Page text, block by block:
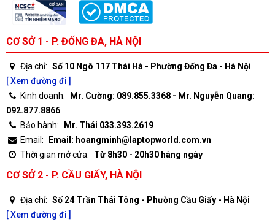
CƠ SỞ 1 - P. ĐỐNG ĐA, HÀ NỘI
Địa chỉ: Số 10 Ngõ 117 Thái Hà - Phường Đống Đa - Hà Nội
[ Xem đường đi ]
Kinh doanh:
Mr. Cường: 089.855.3368 - Mr. Nguyễn Quang:
092.877.8866
Bảo hành:
Mr. Thái 033.393.2619
Email:
Email: hoangminh@laptopworld.com.vn
Thời gian mở cửa:
Từ 8h30 - 20h30 hàng ngày
CƠ SỞ 2 - P. CẦU GIẤY, HÀ NỘI
Địa chỉ: Số 24 Trần Thái Tông - Phường Cầu Giấy - Hà Nội
[ Xem đường đi ]